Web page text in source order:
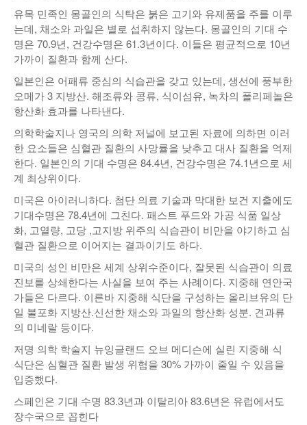
유목 민족인 몽골인의 식탁은 붉은 고기와 유제품을 주를 이루
는데, 채소와 과일은 별로 섭취하지 않는다. 몽골인의 기대 수
명은 70.9년, 건강수명은 61.3년이다. 이들은 평균적으로 10년
가까이 질환과 함께 산다.
일본인은 어패류 중심의 식습관을 갖고 있는데, 생선에 풍부한
오메가 3 지방산. 해조류와 콩류, 식이섬유, 녹차의 폴리페놀은
항산화 효과를 나타낸다.
의학학술지나 영국의 의학 저널에 보고된 자료에 의하면 이러
한 요소들은 심혈관 질환의 사망률을 낮추고 대사 질환을 억제
한다. 일본인의 기대 수명은 84.4년, 건강수명은 74.1년으로 세
계 최상위이다.
미국은 아이러니하다. 첨단 의료 기술과 막대한 보건 지출에도
기대수명은 78.4년에 그친다. 패스트 푸드와 가공 식품 일상
화, 고열량, 고당 ,고지방 위주의 식습관이 비만을 야기하고 심
혈관 질환으로 이어지는 결과이기도 하다.
미국의 성인 비만은 세계 상위수준이다, 잘못된 식습관이 의료
진보를 상쇄한다는 사실을 보여 주는 사례이다. 지중해 연안국
가들은 다르다. 이른바 지중해 식단을 구성하는 올리브유의 단
일 불포화 지방산.신선한 채소와 과일의 항산화 성분. 견과류
의 미네랄 등이다.
저명 의학 학술지 뉴잉글랜드 오브 메디슨에 실린 지중해 식
식단은 심혈관 질환 발생 위험을 30% 가까이 줄일 수 있음을
입증했다.
스페인은 기대 수명 83.3년과 이탈리아 83.6년은 유럽에서도
장수국으로 꼽힌다